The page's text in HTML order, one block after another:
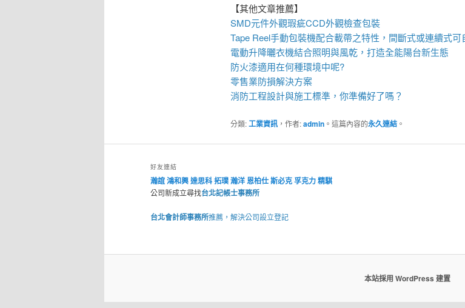
【其他文章推薦】
SMD元件外觀瑕疵CCD外觀檢查包裝
Tape Reel手動包裝機配合載帶之特性，間斷式或連續式可
電動升降曬衣機結合照明與風乾，打造全能陽台新生態
防火漆適用在何種環境中呢?
零售業防損解決方案
消防工程設計與施工標準，你準備好了嗎？
分類:工業資訊，作者:admin。這篇內容的永久連結。
好友連結
瀚誼鴻和興達思科拓璞瀚洋恩柏仕斯必克孚克力精騏
公司新成立尋找台北記帳士事務所
台北會計師事務所推薦，解決公司設立登記
本站採用 WordPress 建置